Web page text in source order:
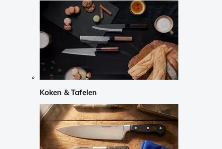
Koken & Tafelen